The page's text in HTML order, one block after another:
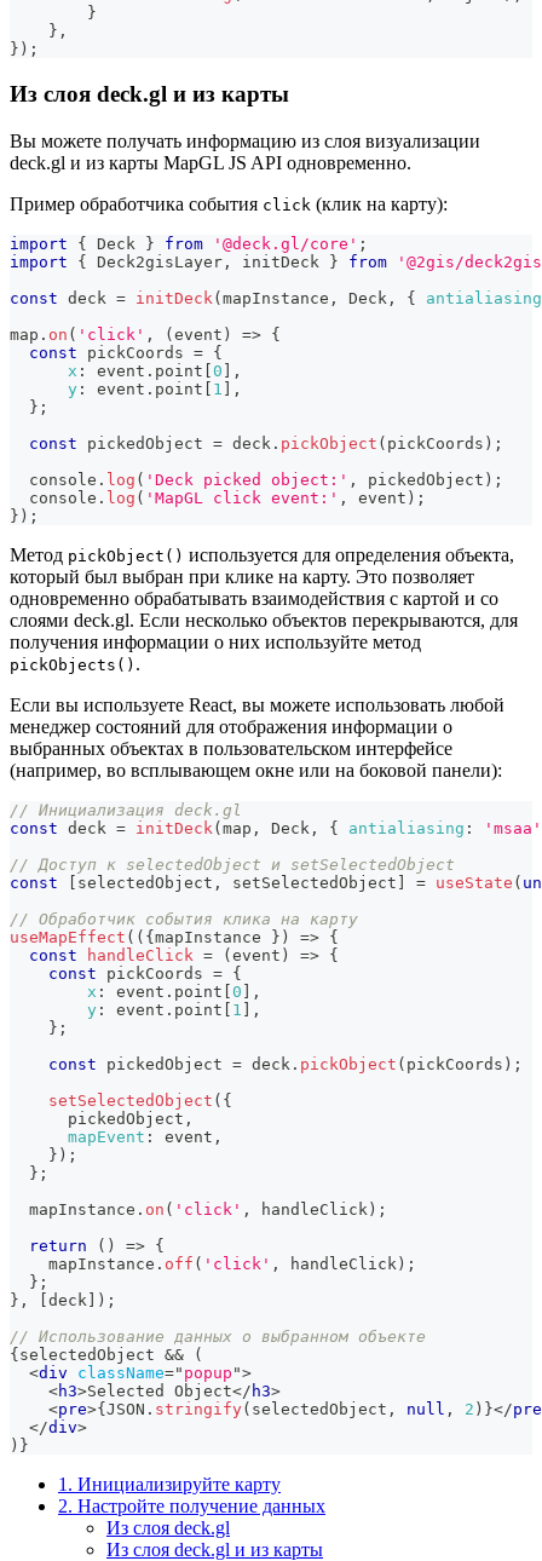
}
} ,
} ) ;
Из слоя deck.gl и из карты
Вы можете получать информацию из слоя визуализации
deck.gl и из карты MapGL JS API одновременно.
Пример обработчика события click (клик на карту):
import { Deck } from '@deck.gl/core' ;
import
{ Deck2gisLayer , initDeck } from
'@2gis/
const deck = initDeck (mapInstance , Deck , {
antialiasing
map . on ( 'click' , (event ) => {
const pickCoords = {
x : event . point [0 ] ,
y : event . point [ 1 ] ,
} ;
const pickedObject = deck . pickObject ( pickCoords ) ;
console . log ( 'Deck picked object:' , pickedObject ) ;
console . log ( 'MapGL click event:' , event ) ;
} ) ;
Метод pickObject() используется для определения объекта,
который был выбран при клике на карту. Это позволяет
одновременно обрабатывать взаимодействия с картой и со
слоями deck.gl. Если несколько объектов перекрываются, для
получения информации о них используйте метод
pickObjects() .
Если вы используете React, вы можете использовать любой
менеджер состояний для отображения информации о
выбранных объектах в пользовательском интерфейсе
(например, во всплывающем окне или на боковой панели):
// Инициализация deck.gl
const deck = initDeck (map , Deck , { antialiasing :
'msaa'
// Доступ к selectedObject и setSelectedObject
const
[ selectedObject , setSelectedObject ] = useState (
// Обработчик события клика на карту
useMapEffect ( ( {mapInstance } ) => {
const
handleClick = (event ) => {
const pickCoords = {
x : event . point [0 ] ,
y : event . point [ 1 ] ,
} ;
const pickedObject = deck . pickObject ( pickCoords ) ;
setSelectedObject ( {
      pickedObject
,
mapEvent : event ,
} ) ;
} ;
  mapInstance
. on ( 'click' , handleClick ) ;
return
( ) => {
    mapInstance
. off ( 'click' , handleClick ) ;
} ;
} , [deck ] ) ;
// Использование данных о выбранном объекте
{selectedObject &&
(
<div className=" popup ">
<h3>Selected Object</ h3>
<pre>{JSON . stringify( selectedObject , null , 2 ) }</pre
</div>
) }
1. Инициализируйте карту
2. Настройте получение данных
Из слоя deck.gl
Из слоя deck.gl и из карты